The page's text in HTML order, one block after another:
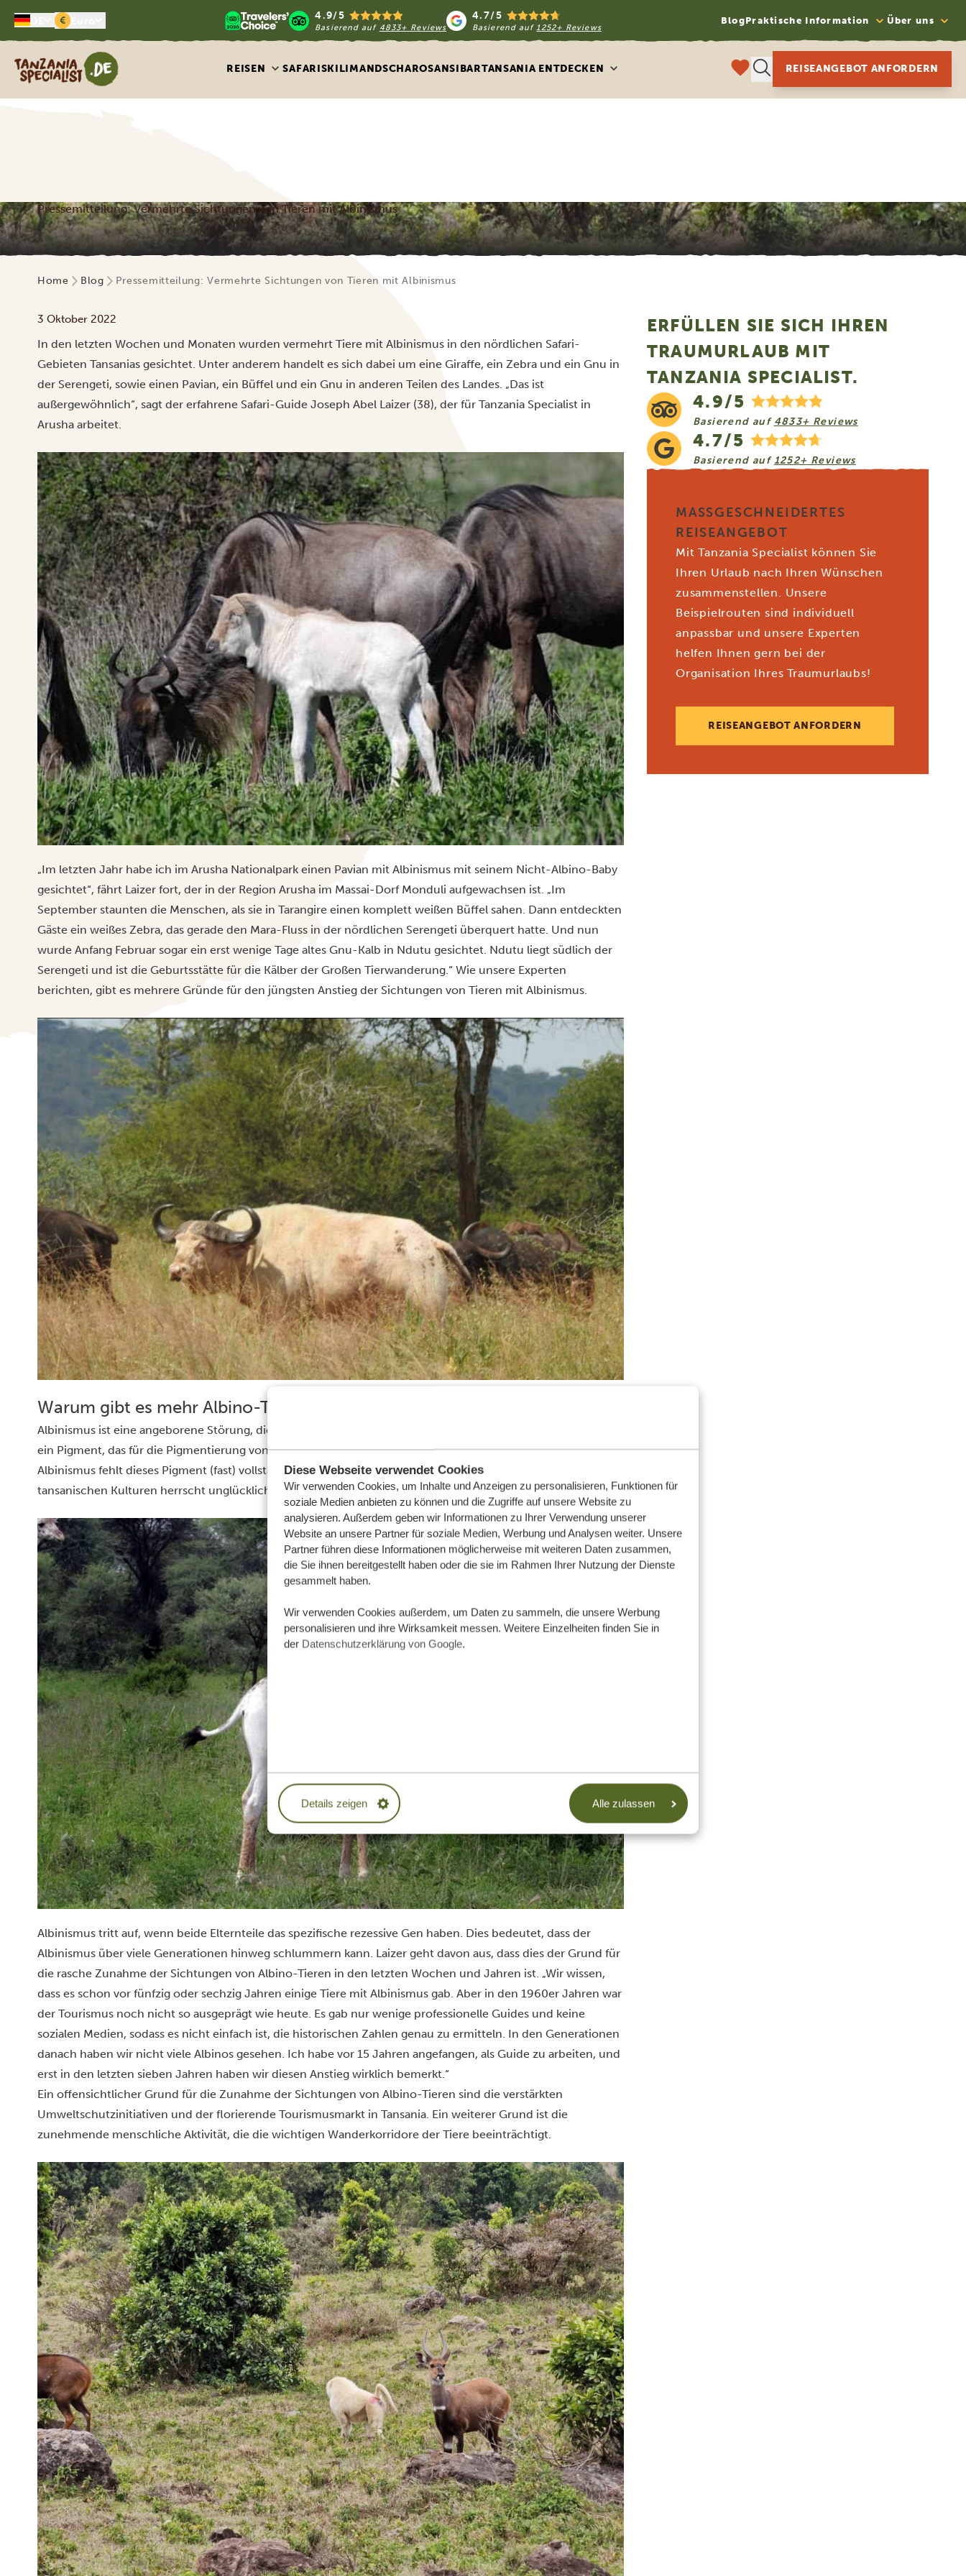
Diese Webseite verwendet Cookies
Wir verwenden Cookies, um Inhalte und Anzeigen zu personalisieren, Funktionen für
soziale Medien anbieten zu können und die Zugriffe auf unsere Website zu
analysieren. Außerdem geben wir Informationen zu Ihrer Verwendung unserer
Website an unsere Partner für soziale Medien, Werbung und Analysen weiter. Unsere
Partner führen diese Informationen möglicherweise mit weiteren Daten zusammen,
die Sie ihnen bereitgestellt haben oder die sie im Rahmen Ihrer Nutzung der Dienste
gesammelt haben.
Wir verwenden Cookies außerdem, um Daten zu sammeln, die unsere Werbung
personalisieren und ihre Wirksamkeit messen. Weitere Einzelheiten finden Sie in
der Datenschutzerklärung von Google.
Details zeigen Alle zulassen
€ 4.9/5
Basierend auf 4833+ Reviews
4.7/5
Basierend auf1252+ Reviews
BlogPraktische Information Über uns
Tanzania Specialist
REISEN SAFARISKILIMANDSCHAROSANSIBARTANSANIA ENTDECKEN REISEANGEBOT ANFORDERN
Pressemitteilung: Vermehrte Sichtungen von Tieren mit Albinismus
Home Blog Pressemitteilung: Vermehrte Sichtungen von Tieren mit Albinismus
3 Oktober 2022
In den letzten Wochen und Monaten wurden vermehrt Tiere mit Albinismus in den nördlichen Safari-
Gebieten Tansanias gesichtet. Unter anderem handelt es sich dabei um eine Giraffe, ein Zebra und ein Gnu in
der Serengeti, sowie einen Pavian, ein Büffel und ein Gnu in anderen Teilen des Landes. „Das ist
außergewöhnlich“, sagt der erfahrene Safari-Guide Joseph Abel Laizer (38), der für Tanzania Specialist in
Arusha arbeitet.
„Im letzten Jahr habe ich im Arusha Nationalpark einen Pavian mit Albinismus mit seinem Nicht-Albino-Baby
gesichtet“, fährt Laizer fort, der in der Region Arusha im Massai-Dorf Monduli aufgewachsen ist. „Im
September staunten die Menschen, als sie in Tarangire einen komplett weißen Büffel sahen. Dann entdeckten
Gäste ein weißes Zebra, das gerade den Mara-Fluss in der nördlichen Serengeti überquert hatte. Und nun
wurde Anfang Februar sogar ein erst wenige Tage altes Gnu-Kalb in Ndutu gesichtet. Ndutu liegt südlich der
Serengeti und ist die Geburtsstätte für die Kälber der Großen Tierwanderung.“ Wie unsere Experten
berichten, gibt es mehrere Gründe für den jüngsten Anstieg der Sichtungen von Tieren mit Albinismus.
Warum gibt es mehr Albino-Tiere in Tansania?
Albinismus ist eine angeborene Störung, die die Produktion von Melanin im Körper beeinträchtigt. Melanin ist
ein Pigment, das für die Pigmentierung von Haut, Augen, Haaren, Fell und Krallen bei Tieren sorgt. Tieren mit
Albinismus fehlt dieses Pigment (fast) vollständig. Bei Menschen ist der Zustand ähnlich, und in einigen
tansanischen Kulturen herrscht unglücklicherweise noch immer ein Stigma vor.
Albinismus tritt auf, wenn beide Elternteile das spezifische rezessive Gen haben. Dies bedeutet, dass der
Albinismus über viele Generationen hinweg schlummern kann. Laizer geht davon aus, dass dies der Grund für
die rasche Zunahme der Sichtungen von Albino-Tieren in den letzten Wochen und Jahren ist. „Wir wissen,
dass es schon vor fünfzig oder sechzig Jahren einige Tiere mit Albinismus gab. Aber in den 1960er Jahren war
der Tourismus noch nicht so ausgeprägt wie heute. Es gab nur wenige professionelle Guides und keine
sozialen Medien, sodass es nicht einfach ist, die historischen Zahlen genau zu ermitteln. In den Generationen
danach haben wir nicht viele Albinos gesehen. Ich habe vor 15 Jahren angefangen, als Guide zu arbeiten, und
erst in den letzten sieben Jahren haben wir diesen Anstieg wirklich bemerkt.“
Ein offensichtlicher Grund für die Zunahme der Sichtungen von Albino-Tieren sind die verstärkten
Umweltschutzinitiativen und der florierende Tourismusmarkt in Tansania. Ein weiterer Grund ist die
zunehmende menschliche Aktivität, die die wichtigen Wanderkorridore der Tiere beeinträchtigt.
ERFÜLLEN SIE SICH IHREN
TRAUMURLAUB MIT
TANZANIA SPECIALIST.
4.9/5
Basierend auf 4833+ Reviews
4.7/5
Basierend auf1252+ Reviews
MASSGESCHNEIDERTES R
EISEANGEBOT
Mit Tanzania Specialist können Sie
Ihren Urlaub nach Ihren Wünschen
zusammenstellen. Unsere
Beispielrouten sind individuell
anpassbar und unsere Experten
helfen Ihnen gern bei der
Organisation Ihres Traumurlaubs!
REISEANGEBOT ANFORDERN